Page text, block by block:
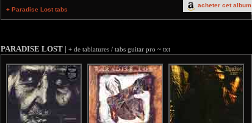
acheter cet album
+ Paradise Lost tabs
PARADISE LOST | + de tablatures / tabs guitar pro ~ txt